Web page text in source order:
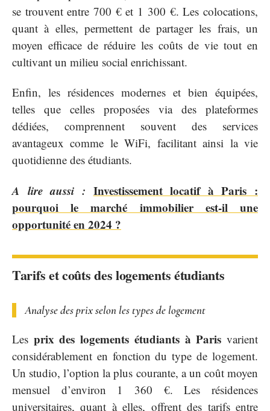
se trouvent entre 700 € et 1 300 €. Les colocations,
quant à elles, permettent de partager les frais, un
moyen efficace de réduire les coûts de vie tout en
cultivant un milieu social enrichissant.
Enfin, les résidences modernes et bien équipées,
telles que celles proposées via des plateformes
dédiées, comprennent souvent des services
avantageux comme le WiFi, facilitant ainsi la vie
quotidienne des étudiants.
A lire aussi : Investissement locatif à Paris :
pourquoi le marché immobilier est-il une
opportunité en 2024 ?
Tarifs et coûts des logements étudiants
Analyse des prix selon les types de logement
Les prix des logements étudiants à Paris varient
considérablement en fonction du type de logement.
Un studio, l’option la plus courante, a un coût moyen
mensuel d’environ 1 360 €. Les résidences
universitaires, quant à elles, offrent des tarifs entre